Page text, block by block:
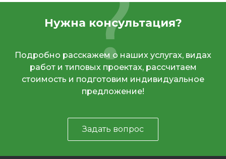
Нужна консультация?
Подробно расскажем о наших услугах, видах
работ и типовых проектах, рассчитаем
стоимость и подготовим индивидуальное
предложение!
Задать вопрос